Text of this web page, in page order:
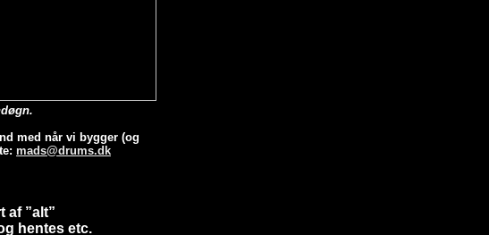
med når vi bygger (og
mads@drums.dk
af ”alt”
hentes etc.